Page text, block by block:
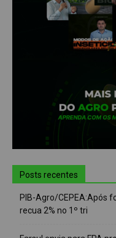
Posts recentes
PIB-Agro/CEPEA:Após
recua 2% no 1º tri